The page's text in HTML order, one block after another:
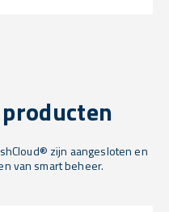
zijn aangesloten en
van smart beheer.